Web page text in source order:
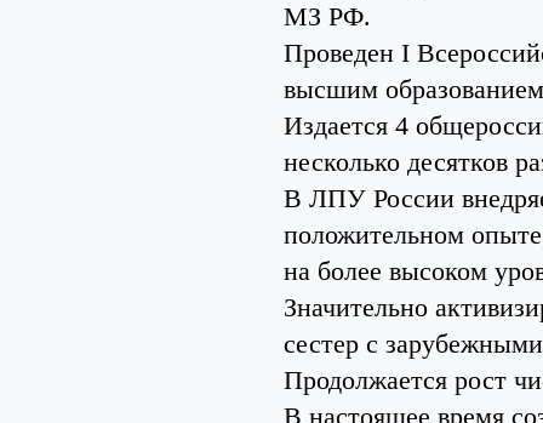
МЗ РФ.
Проведен I
высшим
Издается 4
несколько десятков
В ЛПУ России
положительном
на более высоком
Значительно
сестер с
Продолжается рост
В настоящее время